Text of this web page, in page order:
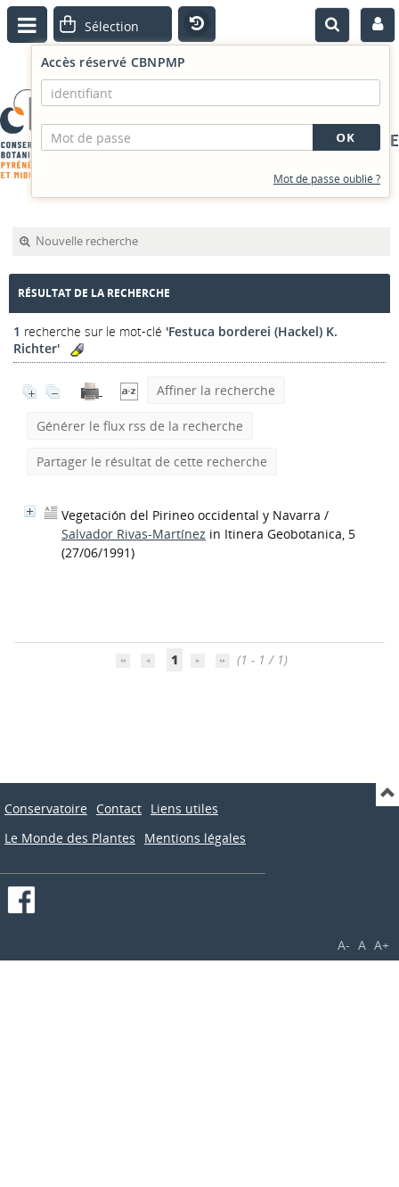
PORTAIL DOCUMENTAIRE
Accès réservé CBNPMP
Mot de passe oublié ?
Nouvelle recherche
RÉSULTAT DE LA RECHERCHE
1 recherche sur le mot-clé 'Festuca borderei (Hackel) K.
Richter'
Affiner la recherche
Générer le flux rss de la recherche
Partager le résultat de cette recherche
Vegetación del Pirineo occidental y Navarra /
Salvador Rivas-Martínez in Itinera Geobotanica, 5
(27/06/1991)
1 (1 - 1 / 1)
Conservatoire Contact Liens utiles
Le Monde des Plantes
Mentions légales
A- A A+